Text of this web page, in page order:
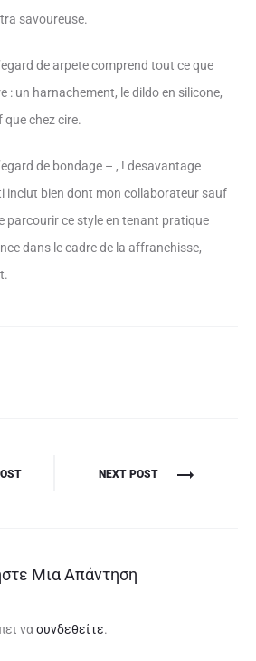
savoureuse.
de arpete comprend tout ce que
: un harnachement, le dildo en silicone,
chez cire.
de bondage – , ! desavantage
inclut bien dont mon collaborateur sauf
parcourir ce style en tenant pratique
dans le cadre de la affranchisse,
NEXT POST
Μια Απάντηση
να συνδεθείτε.